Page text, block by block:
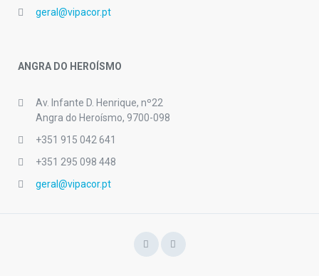
geral@vipacor.pt
ANGRA DO HEROÍSMO
Av. Infante D. Henrique, nº22
Angra do Heroísmo, 9700-098
+351 915 042 641
+351 295 098 448
geral@vipacor.pt